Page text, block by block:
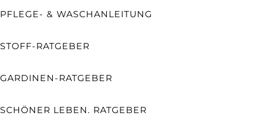
PFLEGE- & WASCHANLEITUNG
STOFF-RATGEBER
GARDINEN-RATGEBER
SCHÖNER LEBEN. RATGEBER